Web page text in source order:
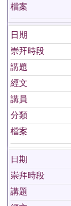
檔案
日期
崇拜時段
講題
經文
講員
分類
檔案
日期
崇拜時段
講題